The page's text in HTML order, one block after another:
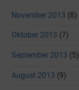
November 2013 (8)
Oktober 2013 (7)
September 2013 (5)
August 2013 (9)